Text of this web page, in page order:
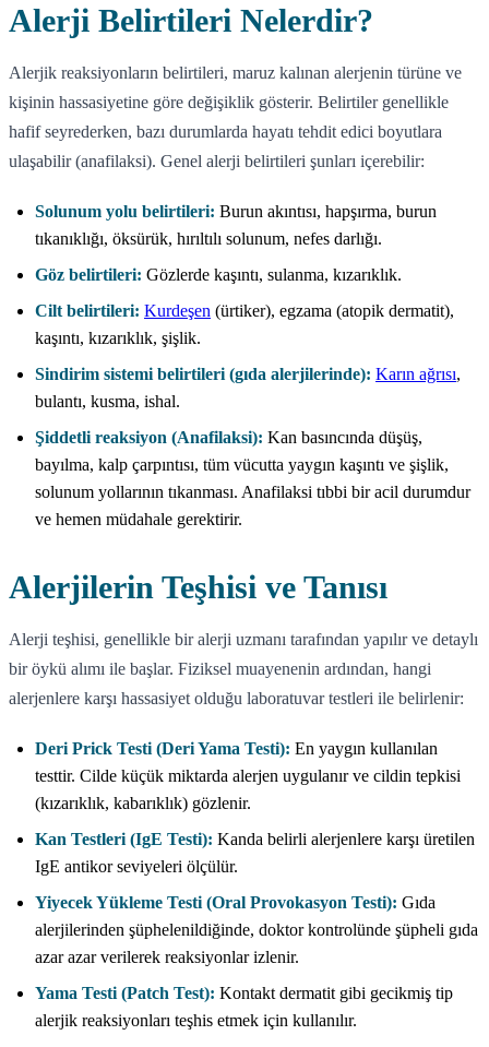
Alerji Belirtileri Nelerdir?
Alerjik reaksiyonların belirtileri, maruz kalınan alerjenin türüne ve
kişinin hassasiyetine göre değişiklik gösterir. Belirtiler genellikle
hafif seyrederken, bazı durumlarda hayatı tehdit edici boyutlara
ulaşabilir (anafilaksi). Genel alerji belirtileri şunları içerebilir:
Solunum yolu belirtileri: Burun akıntısı, hapşırma, burun
tıkanıklığı, öksürük, hırıltılı solunum, nefes darlığı.
Göz belirtileri: Gözlerde kaşıntı, sulanma, kızarıklık.
Cilt belirtileri: Kurdeşen (ürtiker), egzama (atopik dermatit),
kaşıntı, kızarıklık, şişlik.
Sindirim sistemi belirtileri (gıda alerjilerinde): Karın ağrısı,
bulantı, kusma, ishal.
Şiddetli reaksiyon (Anafilaksi): Kan basıncında düşüş,
bayılma, kalp çarpıntısı, tüm vücutta yaygın kaşıntı ve şişlik,
solunum yollarının tıkanması. Anafilaksi tıbbi bir acil durumdur
ve hemen müdahale gerektirir.
Alerjilerin Teşhisi ve Tanısı
Alerji teşhisi, genellikle bir alerji uzmanı tarafından yapılır ve detaylı
bir öykü alımı ile başlar. Fiziksel muayenenin ardından, hangi
alerjenlere karşı hassasiyet olduğu laboratuvar testleri ile belirlenir:
Deri Prick Testi (Deri Yama Testi): En yaygın kullanılan
testtir. Cilde küçük miktarda alerjen uygulanır ve cildin tepkisi
(kızarıklık, kabarıklık) gözlenir.
Kan Testleri (IgE Testi): Kanda belirli alerjenlere karşı üretilen
IgE antikor seviyeleri ölçülür.
Yiyecek Yükleme Testi (Oral Provokasyon Testi): Gıda
alerjilerinden şüphelenildiğinde, doktor kontrolünde şüpheli gıda
azar azar verilerek reaksiyonlar izlenir.
Yama Testi (Patch Test): Kontakt dermatit gibi gecikmiş tip
alerjik reaksiyonları teşhis etmek için kullanılır.